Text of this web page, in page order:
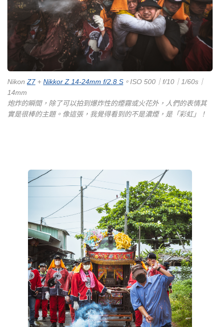
Nikon Z7+ Nikkor Z 14-24mm f/2.8 S 。ISO 500｜f/10｜1/60s｜
14mm
炮炸的瞬間，除了可以拍到爆炸性的煙霧或火花外，人們的表情其
實是很棒的主題。像這張，我覺得看到的不是濃煙，是「彩虹」！